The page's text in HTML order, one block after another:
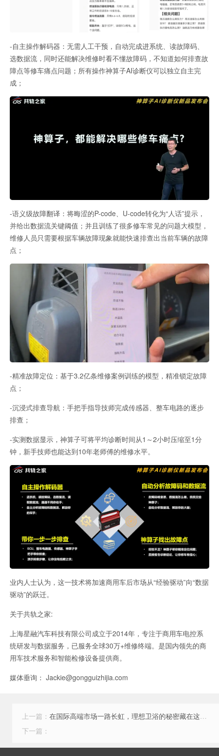
-自主操作解码器：无需人工干预，自动完成进系统、读故障码、
选数据流，同时还能解决维修时看不懂故障码，不知道如何排查故
障点等修车痛点问题；所有操作神算子AI诊断仪可以独立自主完
成；
-语义级故障翻译：将晦涩的P-code、U-code转化为“人话”提示，
并给出数据流关键阈值；并且训练了很多修车常见的问题大模型，
维修人员只需要根据车辆故障现象就能快速排查出当前车辆的故障
点；
-精准故障定位：基于3.2亿条维修案例训练的模型，精准锁定故障
点；
-沉浸式排查导航：手把手指导技师完成传感器、整车电路的逐步
排查；
-实测数据显示，神算子可将平均诊断时间从1～2小时压缩至1分
钟，新手技师也能达到10年老师傅的维修水平。
业内人士认为，这一技术将加速商用车后市场从“经验驱动”向“数据
驱动”的跃迁。
关于共轨之家:
上海星融汽车科技有限公司成立于2014年，专注于商用车电控系
统研发与数据服务，已服务全球30万+维修终端。是国内领先的商
用车技术服务和智能检修设备提供商。
媒体垂询： Jackie@gongguizhijia.com
上一篇： 在国际高端市场一路长虹，理想卫浴的秘密藏在这三个问题里
下一篇：